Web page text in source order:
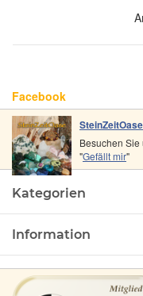
Facebook
SteinZeitOase
Besuchen Sie
"Gefällt mir"
Kategorien
Information